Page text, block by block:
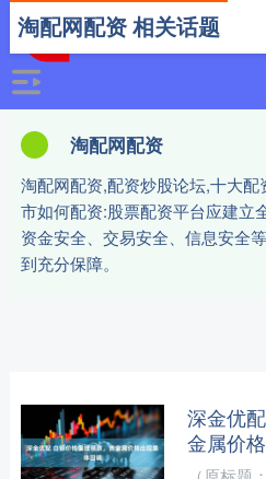
淘配网配资
淘配网配资,配资炒股论坛,十大
市如何配资:股票配资平台应建立
资金安全、交易安全、信息安全
到充分保障。
淘配网配资 相关话题
深金优
金属价